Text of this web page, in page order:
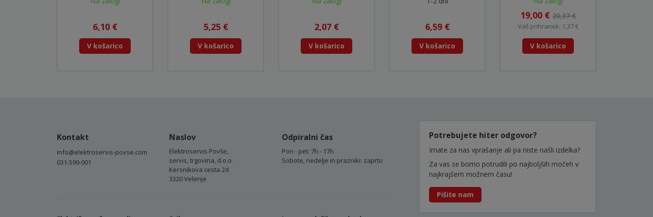
6,10 €
V košarico
5,25 €
V košarico
2,07 €
V košarico
6,59 €
V košarico
19,00 € 20,37 €
Vaš prihranek: 1,37 €
V košarico
Potrebujete hiter odgovor?
Imate za nas vprašanje ali pa niste našli izdelka?
Za vas se bomo potrudili po najboljših močeh v
najkrajšem možnem času!
Pišite nam
Kontakt
info@elektroservis-povse.com
031-599-001
Naslov
Elektroservis Povše,
servis, trgovina, d.o.o.
Kersnikova cesta 2d
3320 Velenje
Odpiralni čas
Pon - pet: 7h - 17h
Sobote, nedelje in prazniki: zaprto